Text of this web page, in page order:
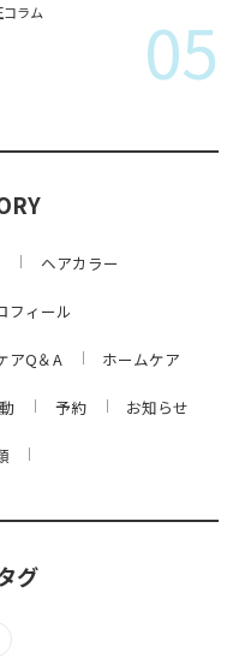
ラム 05
ヘアカラー
フィール
アQ＆A ホームケア
予約 お知らせ
グ